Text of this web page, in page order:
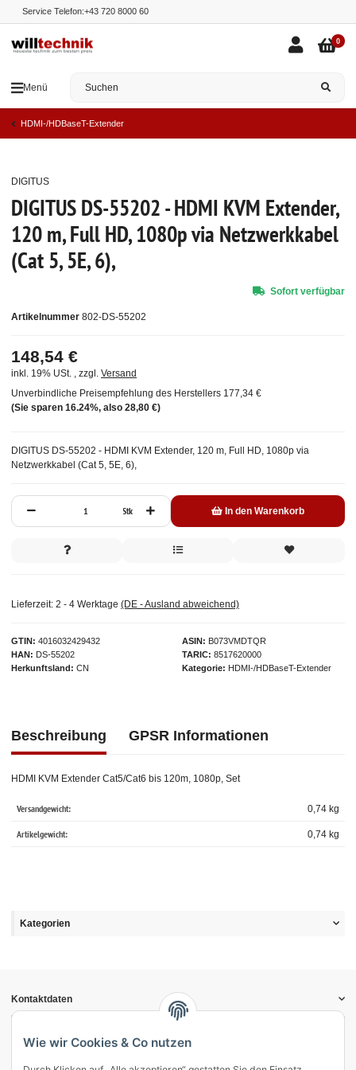
Wie wir Cookies & Co nutzen
Service Telefon:+43 720 8000 60
Menü
0
HDMI-/HDBaseT-Extender
DIGITUS DS-55202 - HDMI KVM Extender,
120 m, Full HD, 1080p via Netzwerkkabel
(Cat 5, 5E, 6),
Artikelnummer 802-DS-55202
GTIN 4016032429432
HAN
DS-55202
Herkunftsland
CN
ASIN
B073VMDTQR
TARIC
8517620000
Kategorie
HDMI-/HDBaseT-Extender
DIGITUS
DIGITUS DS-55202 - HDMI KVM Extender, 120 m, Full HD, 1080p via
Netzwerkkabel (Cat 5, 5E, 6),
148,54 €
inkl. 19% USt. , zzgl. Versand
Unverbindliche Preisempfehlung des Herstellers 177,34 €
(Sie sparen 16.24%, also 28,80 €)
Stk In den Warenkorb
Sofort verfügbar
Lieferzeit: 2 - 4 Werktage (DE - Ausland abweichend)
Beschreibung GPSR Informationen
HDMI KVM Extender Cat5/Cat6 bis 120m, 1080p, Set
Versandgewicht: 0,74 kg
Artikelgewicht: 0,74 kg
Kategorien
Kontaktdaten
Informationen
Gesetzliche Informationen